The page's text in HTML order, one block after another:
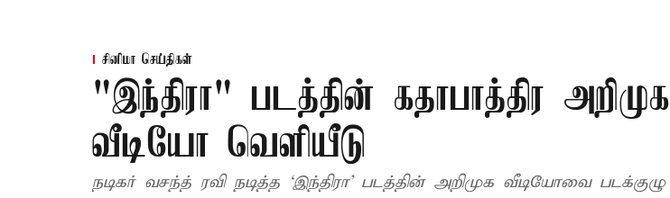
சினிமா செய்திகள்
"இந்திரா" படத்தின் கதாபாத்திர அறிமுக
வீடியோ வெளியீடு
நடிகர் வசந்த் ரவி நடித்த ‘இந்திரா’ படத்தின் அறிமுக வீடியோவை படக்குழு